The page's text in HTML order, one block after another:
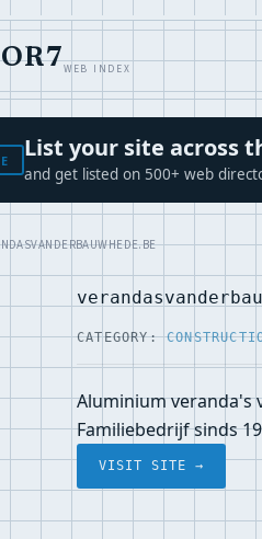
WEB INDEX
List your site across
and get listed on 500+ web
CATEGORY:
Aluminium veranda's
Familiebedrijf sinds
VISIT SITE →